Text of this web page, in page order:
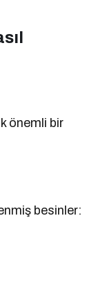
önemli bir
besinler: